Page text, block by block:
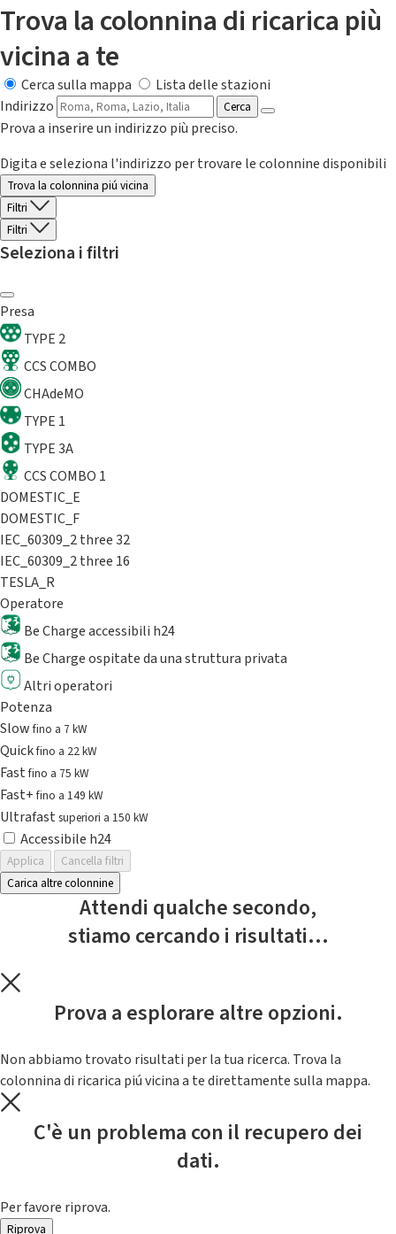
Trova la colonnina di ricarica più
vicina a te
Cerca sulla mappa
Lista delle stazioni
Indirizzo
Cerca
Prova a inserire un indirizzo più preciso.
Digita e seleziona l'indirizzo per trovare le colonnine disponibili
Trova la colonnina piú vicina
Filtri
Filtri
Seleziona i filtri
Presa
TYPE 2
CCS COMBO
CHAdeMO
TYPE 1
TYPE 3A
CCS COMBO 1
DOMESTIC_E
DOMESTIC_F
IEC_60309_2 three 32
IEC_60309_2 three 16
TESLA_R
Operatore
Be Charge accessibili h24
Be Charge ospitate da una struttura privata
Altri operatori
Potenza
Slowfino a 7 kW
Quickfino a 22 kW
Fastfino a 75 kW
Fast+fino a 149 kW
Ultrafast superiori a 150 kW
Accessibile h24
Applica
Cancella filtri
Carica altre colonnine
Attendi qualche secondo,
stiamo cercando i risultati...
Prova a esplorare altre opzioni.
Non abbiamo trovato risultati per la tua ricerca. Trova la
colonnina di ricarica piú vicina a te direttamente sulla mappa.
C'è un problema con il recupero dei
dati.
Per favore riprova.
Riprova